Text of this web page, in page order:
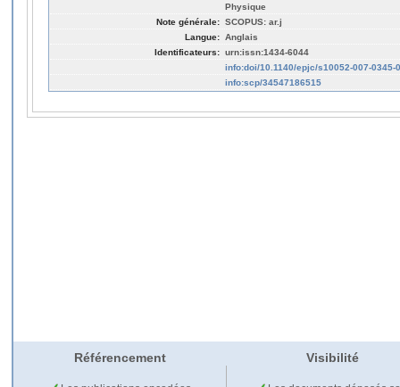
Physique
Note générale: SCOPUS: ar.j
Langue: Anglais
Identificateurs: urn:issn:1434-6044
info:doi/10.1140/epjc/s10052-007-0345-0
info:scp/34547186515
Référencement Visibilité